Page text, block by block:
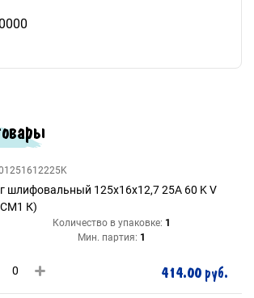
шлифовальный 125х16х12,7 25A 60 K V
К)
Количество в упаковке: 1
Мин. партия: 1
414.00 руб.